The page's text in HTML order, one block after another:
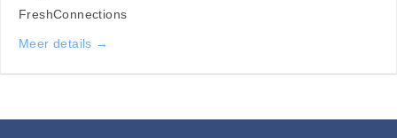
FreshConnections
Meer details